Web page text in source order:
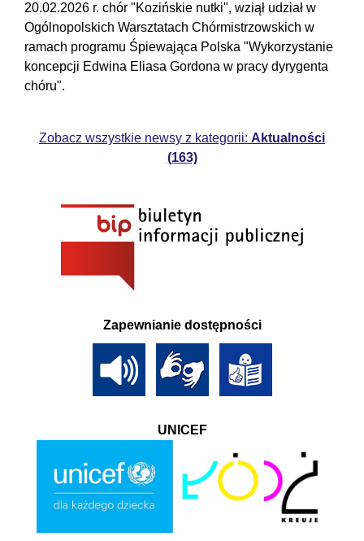
20.02.2026 r. chór "Kozińskie nutki", wziął udział w
Ogólnopolskich Warsztatach Chórmistrzowskich w
ramach programu Śpiewająca Polska "Wykorzystanie
koncepcji Edwina Eliasa Gordona w pracy dyrygenta
chóru".
Zobacz wszystkie newsy z kategorii: Aktualności
(163)
Zapewnianie dostępności
UNICEF